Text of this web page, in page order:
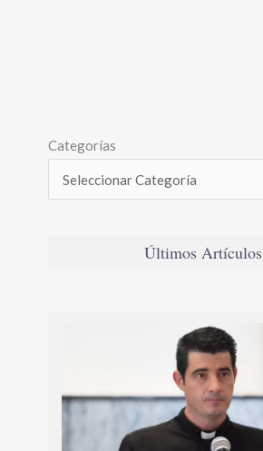
Categorías
Últimos Artículos